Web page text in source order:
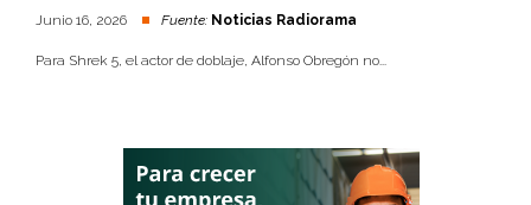
Junio 16, 2026 Fuente: Noticias Radiorama
Para Shrek 5, el actor de doblaje, Alfonso Obregón no...